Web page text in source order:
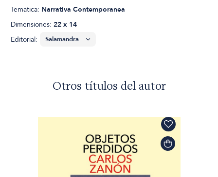
Temática: Narrativa Contemporanea
Dimensiones:22 x 14
Editorial:
Otros títulos del autor